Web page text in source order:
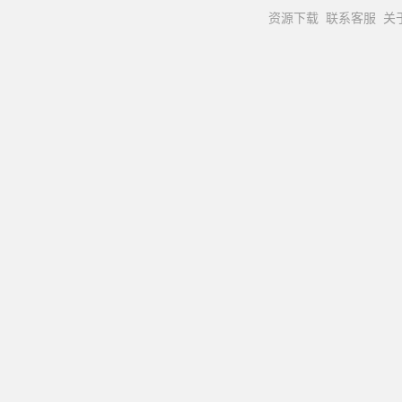
资源下载 联系客服 关